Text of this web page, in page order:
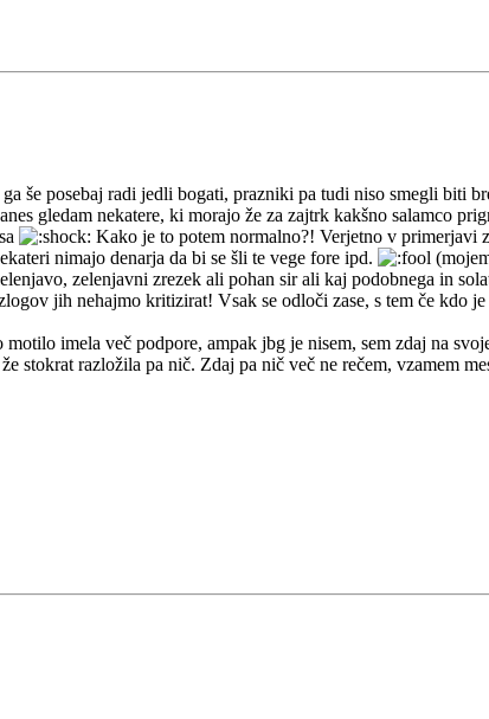
še posebaj radi jedli bogati, prazniki pa tudi niso smegli biti
gledam nekatere, ki morajo že za zajtrk kakšno salamco
Kako je to potem normalno?! Verjetno v primerjavi
nimajo denarja da bi se šli te vege fore ipd.
zelenjavni zrezek ali pohan sir ali kaj podobnega in
jih nehajmo kritizirat! Vsak se odloči zase, s tem če kdo
imela več podpore, ampak jbg je nisem, sem zdaj na
stokrat razložila pa nič. Zdaj pa nič več ne rečem, vzamem